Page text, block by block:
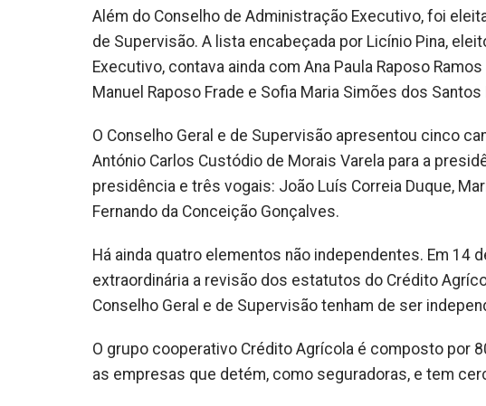
Além do Conselho de Administração Executivo, foi
de Supervisão. A lista encabeçada por Licínio Pina,
Executivo, contava ainda com Ana Paula Raposo
Manuel Raposo Frade e Sofia Maria Simões dos
O Conselho Geral e de Supervisão apresentou cinco
António Carlos Custódio de Morais Varela para a
presidência e três vogais: João Luís Correia Duque,
Fernando da Conceição Gonçalves.
Há ainda quatro elementos não independentes. Em 14
extraordinária a revisão dos estatutos do Crédito
Conselho Geral e de Supervisão tenham de ser
O grupo cooperativo Crédito Agrícola é composto por
as empresas que detém, como seguradoras, e tem